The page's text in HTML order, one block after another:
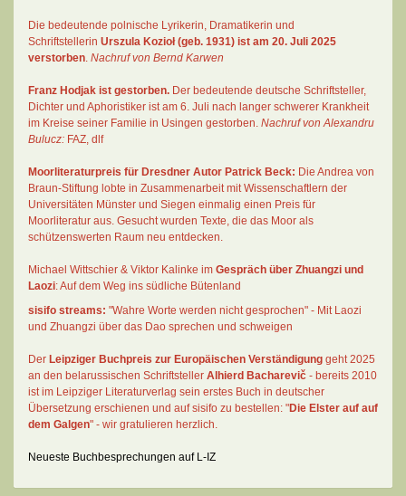
Die bedeutende polnische Lyrikerin, Dramatikerin und
Schriftstellerin Urszula Kozioł (geb. 1931) ist am 20. Juli 2025
verstorben Nachruf von Bernd Karwen
Franz Hodjak ist gestorben. Der bedeutende deutsche Schriftsteller,
Dichter und Aphoristiker ist am 6. Juli nach langer schwerer Krankheit
im Kreise seiner Familie in Usingen gestorben. Nachruf von Alexandru
Bulucz: FAZ dlf
Moorliteraturpreis für Dresdner Autor Patrick Beck: Die Andrea von
Braun-Stiftung lobte in Zusammenarbeit mit Wissenschaftlern der
Universitäten Münster und Siegen einmalig einen Preis für
Moorliteratur aus. Gesucht wurden Texte, die das Moor als
schützenswerten Raum neu entdecken.
Michael Wittschier & Viktor Kalinke im Gespräch über Zhuangzi und
Laozi: Auf dem Weg ins südliche Bütenland
sisifo streams: "Wahre Worte werden nicht gesprochen" - Mit Laozi
und Zhuangzi über das Dao sprechen und schweigen
Der Leipziger Buchpreis zur Europäischen Verständigung geht 2025
an den belarussischen Schriftsteller Alhierd Bacharevič - bereits 2010
ist im Leipziger Literaturverlag sein erstes Buch in deutscher
Übersetzung erschienen und auf sisifo zu bestellen: "Die Elster auf auf
dem Galgen" - wir gratulieren herzlich.
Neueste Buchbesprechungen auf L-IZ